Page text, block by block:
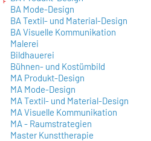
BA Mode-Design
BA Textil- und Material-Design
BA Visuelle Kommunikation
Malerei
Bildhauerei
Bühnen- und Kostümbild
MA Produkt-Design
MA Mode-Design
MA Textil- und Material-Design
MA Visuelle Kommunikation
MA - Raumstrategien
Master Kunsttherapie